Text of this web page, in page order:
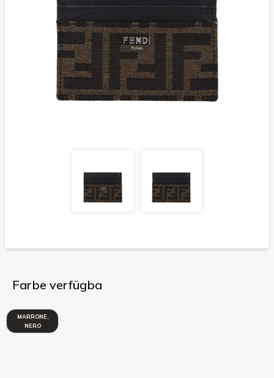
Farbe verfügba
MARRONE,
NERO